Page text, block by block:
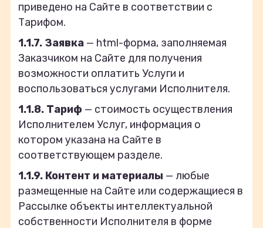
приведено на Сайте в соответствии с
Тарифом.
1.1.7. Заявка — html-форма, заполняемая
Заказчиком на Сайте для получения
возможности оплатить Услуги и
воспользоваться услугами Исполнителя.
1.1.8. Тариф — стоимость осуществления
Исполнителем Услуг, информация о
котором указана на Сайте в
соответствующем разделе.
1.1.9. Контент и материалы — любые
размещенные на Сайте или содержащиеся в
Рассылке объекты интеллектуальной
собственности Исполнителя в форме